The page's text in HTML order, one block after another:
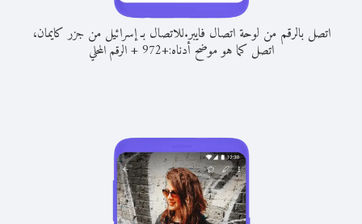
اتصل بالرقم من لوحة اتصال فايبر.للاتصال بـ إسرائيل من جزر كايمان،
اتصل كما هو موضح أدناه:+
972
+الرقم المحلي